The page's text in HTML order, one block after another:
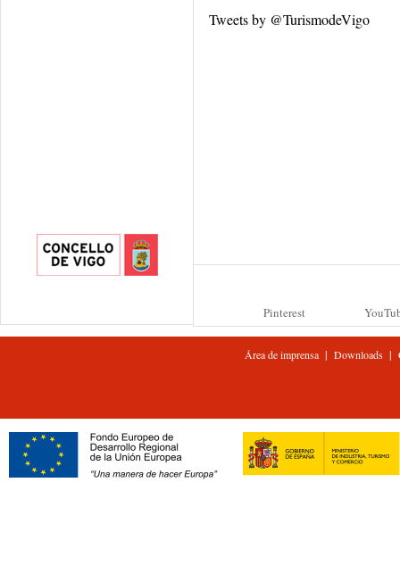
Tweets by @TurismodeVigo
Pinterest
Área de imprensa| Downloads|